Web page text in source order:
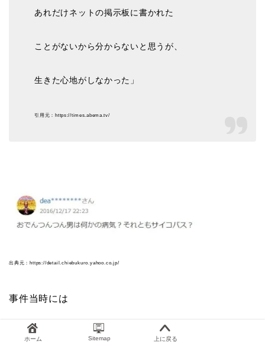
あれだけネットの掲示板に書かれた
ことがないから分からないと思うが、
生きた心地がしなかった」
引用元：https://times.abema.tv/
出典元：https://detail.chiebukuro.yahoo.co.jp/
事件当時には
おでんつんつん男さんが
ホーム Sitemap 上に戻る